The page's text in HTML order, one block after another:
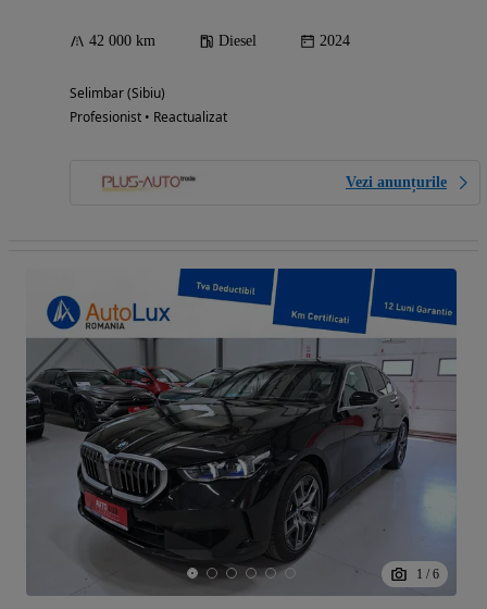
42 000 km Diesel 2024
Selimbar (Sibiu)
Profesionist • Reactualizat
Vezi anunțurile
1 / 6